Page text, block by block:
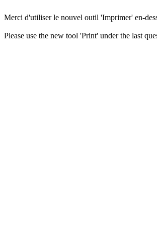
Merci d'utiliser le nouvel outil 'Imprimer' en-
Please use the new tool 'Print' under the last